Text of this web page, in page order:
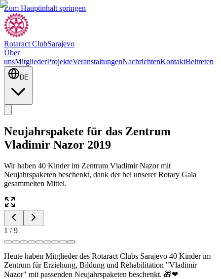
Zum Hauptinhalt springen
Rotaract ClubSarajevo
Über
unsMitgliederProjekteVeranstaltungenNachrichtenKontaktBeitreten
DE
Neujahrspakete für das Zentrum
Vladimir Nazor 2019
Wir haben 40 Kinder im Zentrum Vladimir Nazor mit
Neujahrspaketen beschenkt, dank der bei unserer Rotary Gala
gesammelten Mittel.
1 /9
Heute haben Mitglieder des Rotaract Clubs Sarajevo 40 Kinder im
Zentrum für Erziehung, Bildung und Rehabilitation "Vladimir
Nazor" mit passenden Neujahrspaketen beschenkt. 🎁❤